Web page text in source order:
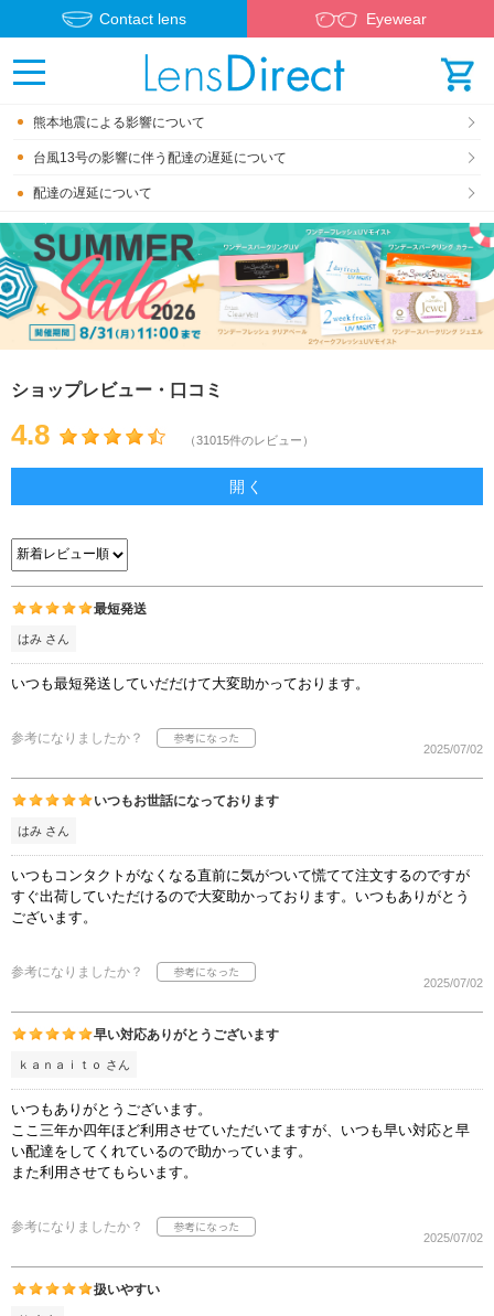
Contact lens Eyewear
熊本地震による影響について
台風13号の影響に伴う配達の遅延について
配達の遅延について
ショップレビュー・口コミ
4.8 （31015件のレビュー）
開く
最短発送
はみ さん
いつも最短発送していだだけて大変助かっております。
参考になりましたか？
2025/07/02
いつもお世話になっております
はみ さん
いつもコンタクトがなくなる直前に気がついて慌てて注文するのですが
すぐ出荷していただけるので大変助かっております。いつもありがとう
ございます。
参考になりましたか？
2025/07/02
早い対応ありがとうございます
ｋａｎａｉｔｏ さん
いつもありがとうございます。
ここ三年か四年ほど利用させていただいてますが、いつも早い対応と早
い配達をしてくれているので助かっています。
また利用させてもらいます。
参考になりましたか？
2025/07/02
扱いやすい